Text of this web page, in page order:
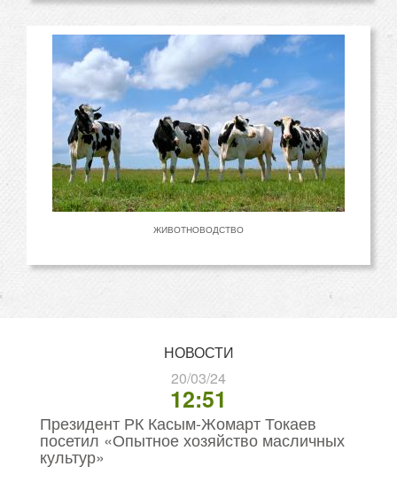
ЖИВОТНОВОДСТВО
НОВОСТИ
20/03/24
12:51
Президент РК Касым-Жомарт Токаев
посетил «Опытное хозяйство масличных
культур»